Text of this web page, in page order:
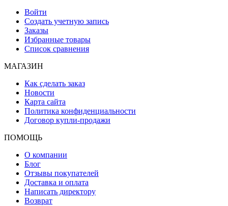
Войти
Создать учетную запись
Заказы
Избранные товары
Список сравнения
МАГАЗИН
Как сделать заказ
Новости
Карта сайта
Политика конфиденциальности
Договор купли-продажи
ПОМОЩЬ
О компании
Блог
Отзывы покупателей
Доставка и оплата
Написать директору
Возврат